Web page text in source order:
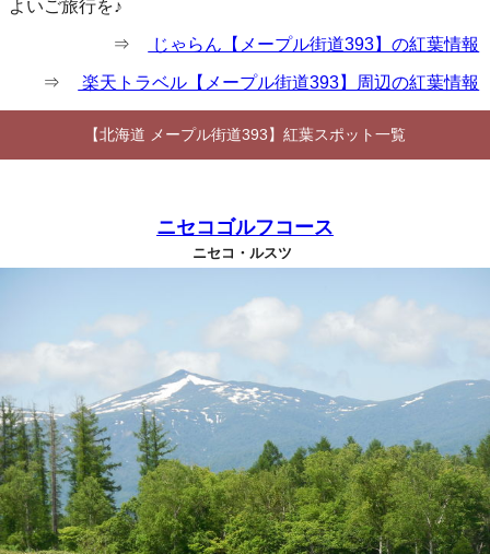
よいご旅行を♪
⇒ じゃらん【メープル街道393】の紅葉情報
⇒ 楽天トラベル【メープル街道393】周辺の紅葉情報
【北海道 メープル街道393】紅葉スポット一覧
ニセコゴルフコース
ニセコ・ルスツ